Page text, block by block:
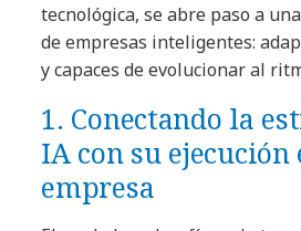
tecnológica, se abre paso a
de empresas inteligentes:
y capaces de evolucionar al
1. Conectando la
IA con su ejecución
empresa